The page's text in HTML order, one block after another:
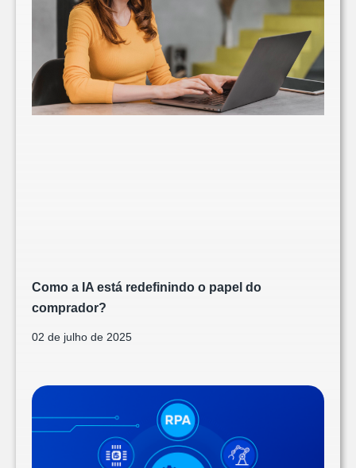
Como a IA está redefinindo o papel do
comprador?
02 de julho de 2025